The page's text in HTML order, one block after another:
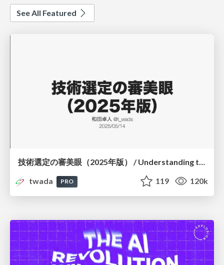
See All Featured
技術選定の審美眼（2025年版） / Understanding the Spiral of Technologies 2025 edition
twada
PRO 119 120k